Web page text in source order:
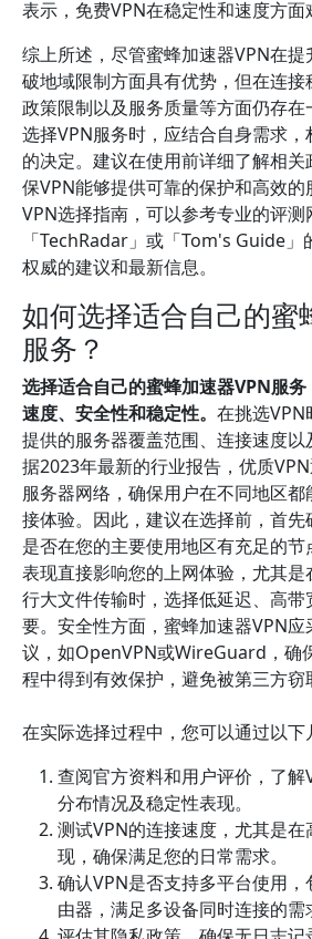
表示，免费VPN在稳定性和速度方面
综上所述，尽管蜜蜂加速器VPN在
破地域限制方面具有优势，但在连接
政策限制以及服务质量等方面仍存
选择VPN服务时，应结合自身需求
的决定。建议在使用前详细了解相
保VPN能够提供可靠的保护和高效
VPN选择指南，可以参考专业的评测
「TechRadar」或「Tom's Guide
权威的建议和最新信息。
如何选择适合自己的蜜
服务？
选择适合自己的蜜蜂加速器VPN服
速度、安全性和稳定性。 在挑选VPN
提供的服务器覆盖范围、连接速度
据2023年最新的行业报告，优质
服务器网络，确保用户在不同地区
接体验。因此，建议在选择前，首先
是否在您的主要使用地区有充足的
表现直接影响您的上网体验，尤其
行大文件传输时，选择低延迟、高
要。安全性方面，蜜蜂加速器VPN
议，如OpenVPN或WireGuard，确
程中得到有效保护，避免被第三方窃
在实际选择过程中，您可以通过以下
查阅官方资料和用户评价，了解
分布情况及稳定性表现。
测试VPN的连接速度，尤其是
现，确保满足您的日常需求。
确认VPN是否支持多平台使用
由器，满足多设备同时连接的需